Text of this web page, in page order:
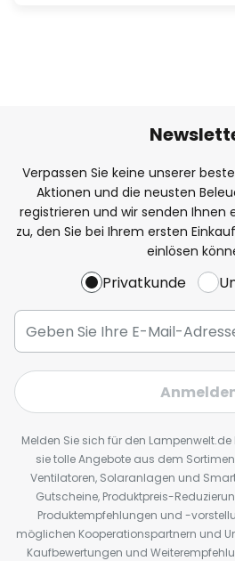
Verpassen Sie keine unserer
Aktionen und die neusten
registrieren und wir senden Ihnen
zu, den Sie bei Ihrem ersten
einlösen
Privatkunde
Melden Sie sich für den
sie tolle Angebote aus dem
Ventilatoren, Solaranlagen und
Gutscheine, Produktpreis-
Produktempfehlungen und -
möglichen Kooperationspartnern und
Kaufbewertungen und